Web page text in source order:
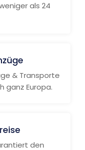
als 24
& Transporte
ganz Europa.
den